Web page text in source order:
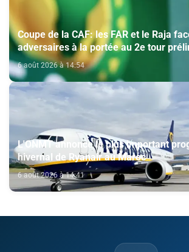
Coupe de la CAF: les FAR et le Raja
adversaires à la portée au 2e tour
6 août 2026 à 14:54
L'ONMT annonce le plus important
hivernal de Ryanair au Maroc
6 août 2026 à 14:41